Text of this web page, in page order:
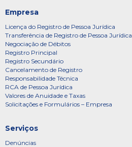
Empresa
Licença do Registro de Pessoa Jurídica
Transferência de Registro de Pessoa Jurídica
Negociação de Débitos
Registro Principal
Registro Secundário
Cancelamento de Registro
Responsabilidade Técnica
RCA de Pessoa Jurídica
Valores de Anuidade e Taxas
Solicitações e Formulários – Empresa
Serviços
Denúncias